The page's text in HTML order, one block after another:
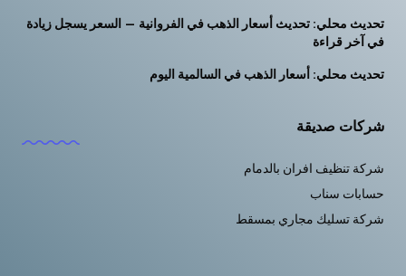
تحديث محلي: تحديث أسعار الذهب في الفروانية — السعر يسجل زيادة
في آخر قراءة
تحديث محلي: أسعار الذهب في السالمية اليوم
شركات صديقة
شركة تنظيف افران بالدمام
حسابات سناب
شركة تسليك مجاري بمسقط